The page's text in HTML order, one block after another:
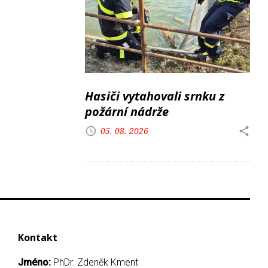
Hasiči vytahovali srnku z
požární nádrže
05. 08. 2026
Kontakt
Jméno: PhDr. Zdeněk Kment